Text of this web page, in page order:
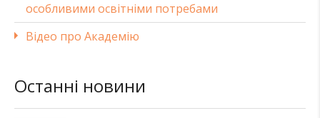
особливими освітніми потребами
Відео про Академію
Останні новини